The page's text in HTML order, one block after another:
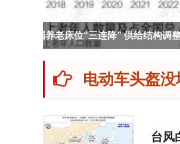
明日之星冠军杯：上
电动车头盔
台风